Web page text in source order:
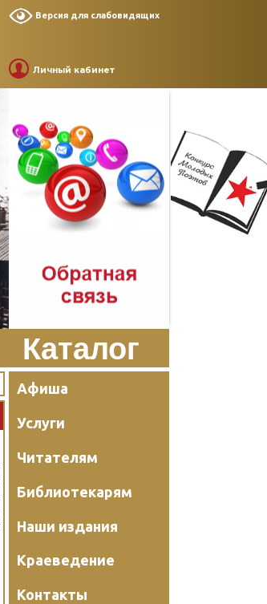
Версия для слабовидящих
Личный кабинет
Каталог
Афиша
Услуги
Читателям
Библиотекарям
Наши издания
Краеведение
Контакты